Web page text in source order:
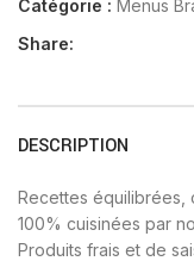
Catégorie : Menus
Share:
DESCRIPTION
Recettes équilibrées,
100% cuisinées par
Produits frais et de